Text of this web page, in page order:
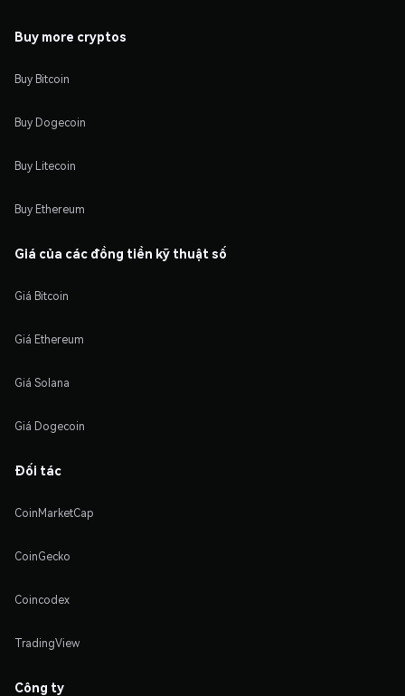
Buy more cryptos
Buy Bitcoin
Buy Dogecoin
Buy Litecoin
Buy Ethereum
Giá của các đồng tiền kỹ thuật số
Giá Bitcoin
Giá Ethereum
Giá Solana
Giá Dogecoin
Đối tác
CoinMarketCap
CoinGecko
Coincodex
TradingView
Công ty